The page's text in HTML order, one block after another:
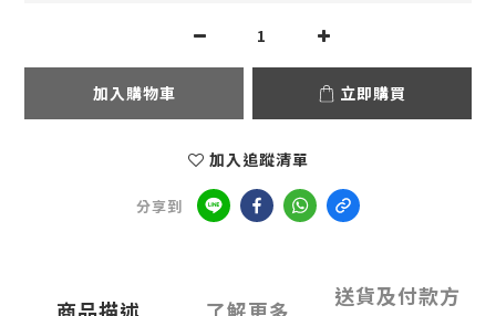
加入購物車 立即購買
加入追蹤清單
分享到
商品描述 了解更多
送貨及付款方